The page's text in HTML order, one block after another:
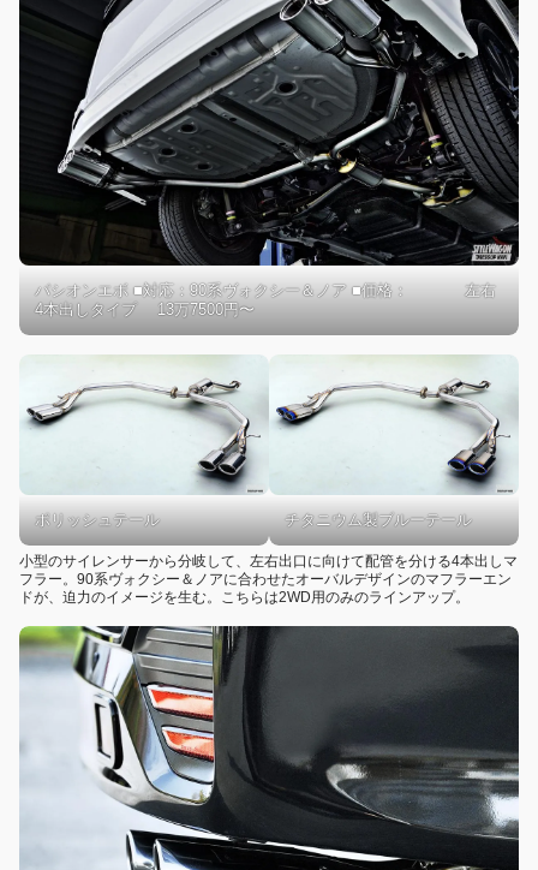
パシオンエボ ■対応：90系ヴォクシー＆ノア ■価格： 左右
4本出しタイプ 13万7500円〜
ポリッシュテール チタニウム製ブルーテール
小型のサイレンサーから分岐して、左右出口に向けて配管を分ける4本出しマ
フラー。90系ヴォクシー＆ノアに合わせたオーバルデザインのマフラーエン
ドが、迫力のイメージを生む。こちらは2WD用のみのラインアップ。